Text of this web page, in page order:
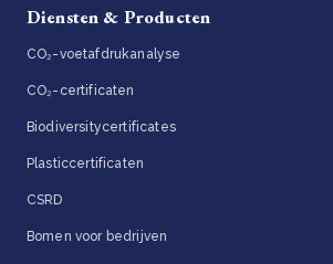
Diensten & Producten
CO₂-voetafdrukanalyse
CO₂-certificaten
Biodiversitycertificates
Plasticcertificaten
CSRD
Bomen voor bedrijven